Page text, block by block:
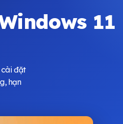
11
cài đặt
hạn